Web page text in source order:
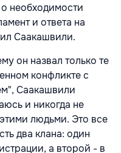
необходимости
и ответа на
Саакашвили.
он назвал только те
конфликте с
Саакашвили
и никогда не
людьми. Это все
два клана: один
а второй - в